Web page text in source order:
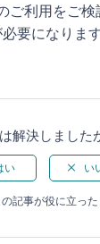
ご利用をご検
要になります
解決しました
記事が役に立っ